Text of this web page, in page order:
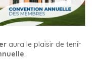
aura le plaisir de tenir
.